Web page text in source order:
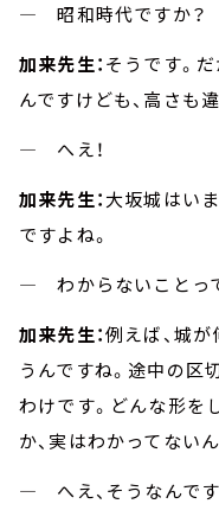
― 昭和時代ですか？
加来先生：そうです。
んですけども、高さも
― へえ！
加来先生：大坂城はい
ですよね。
― わからないことっ
加来先生：例えば、城
うんですね。途中の区
わけです。どんな形を
か、実はわかってない
― へえ、そうなんです